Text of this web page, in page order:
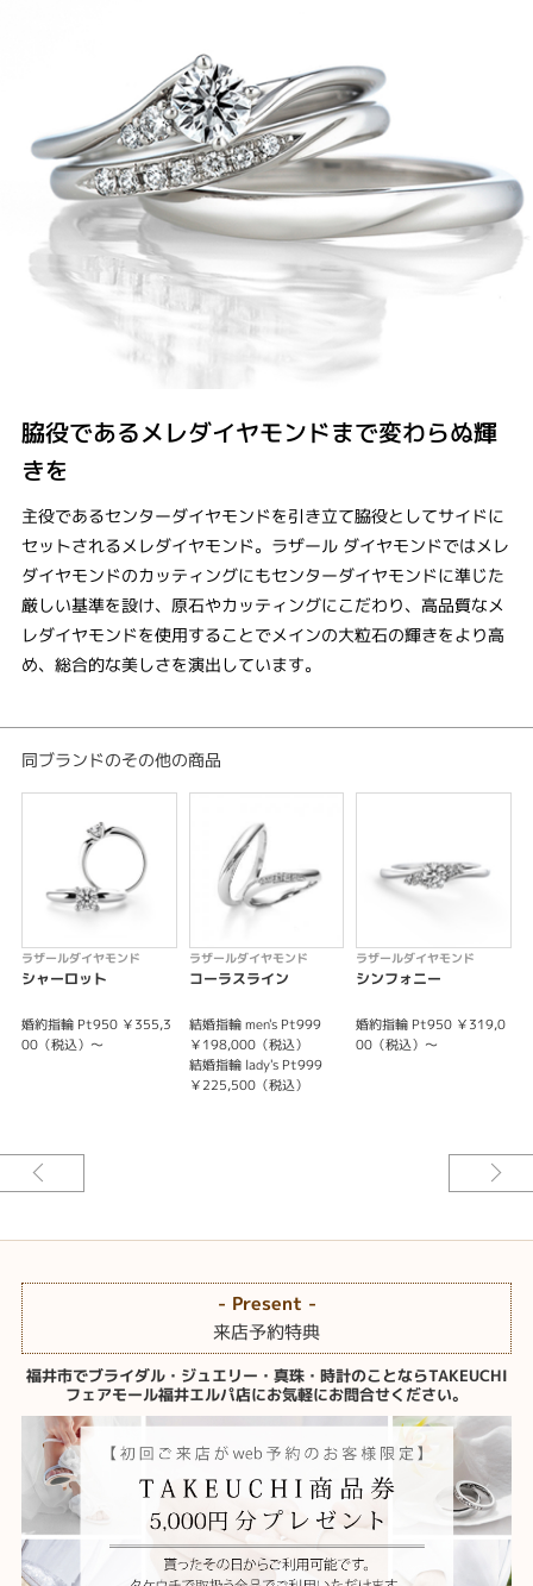
脇役であるメレダイヤモンドまで変わらぬ輝
きを
主役であるセンターダイヤモンドを引き立て脇役としてサイドに
セットされるメレダイヤモンド。ラザール ダイヤモンドではメレ
ダイヤモンドのカッティングにもセンターダイヤモンドに準じた
厳しい基準を設け、原石やカッティングにこだわり、高品質なメ
レダイヤモンドを使用することでメインの大粒石の輝きをより高
め、総合的な美しさを演出しています。
同ブランドのその他の商品
ラザールダイヤモンド
シャーロット
婚約指輪 Pt950 ￥355,3
00（税込）～
ラザールダイヤモンド
コーラスライン
結婚指輪 men's Pt999
￥198,000（税込）
結婚指輪 lady's Pt999
￥225,500（税込）
ラザールダイヤモンド
シンフォニー
婚約指輪 Pt950 ￥319,0
00（税込）～
- Present -
来店予約特典
福井市でブライダル・ジュエリー・真珠・時計のことならTAKEUCHI
フェアモール福井エルパ店にお気軽にお問合せください。